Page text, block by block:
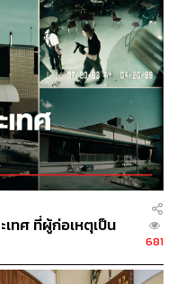
Asean
Iran
Cambodia
Asean Summit
เทศ ที่ผู้ก่อเหตุเป็น
681